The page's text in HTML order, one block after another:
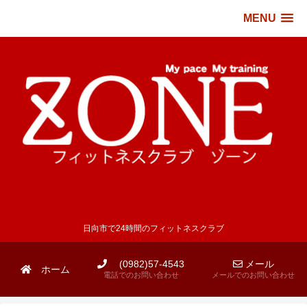
MENU
日向市で24時間のフィットネスクラブ
ホーム (0982)57-4543
電話でのお問い合わせ
メール
メールでのお問い合わせ